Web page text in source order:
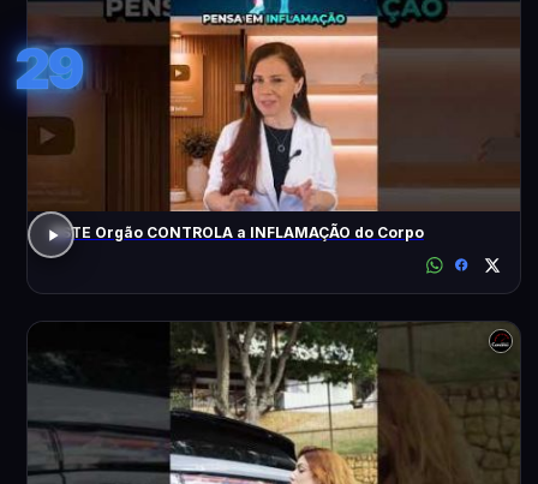
29
ESTE Orgão CONTROLA a INFLAMAÇÃO do Corpo